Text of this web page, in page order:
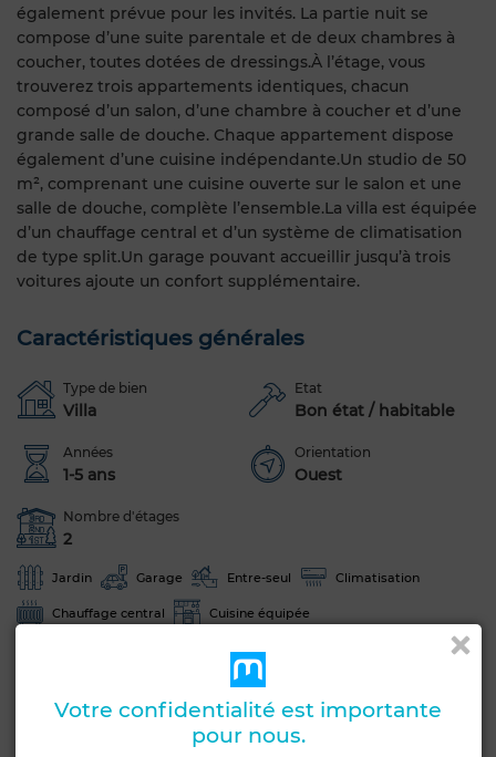
également prévue pour les invités. La partie nuit se
compose d’une suite parentale et de deux chambres à
coucher, toutes dotées de dressings.À l’étage, vous
trouverez trois appartements identiques, chacun
composé d’un salon, d’une chambre à coucher et d’une
grande salle de douche. Chaque appartement dispose
également d’une cuisine indépendante.Un studio de 50
m², comprenant une cuisine ouverte sur le salon et une
salle de douche, complète l’ensemble.La villa est équipée
d’un chauffage central et d’un système de climatisation
de type split.Un garage pouvant accueillir jusqu’à trois
voitures ajoute un confort supplémentaire.
Caractéristiques générales
Type de bien
Villa
Etat
Bon état / habitable
Années
1-5 ans
Orientation
Ouest
Nombre d'étages
2
Jardin Garage Entre-seul Climatisation
Chauffage central Cuisine équipée
Votre confidentialité est importante
pour nous.